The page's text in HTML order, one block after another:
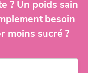
? Un poids sain
besoin
moins sucré ?